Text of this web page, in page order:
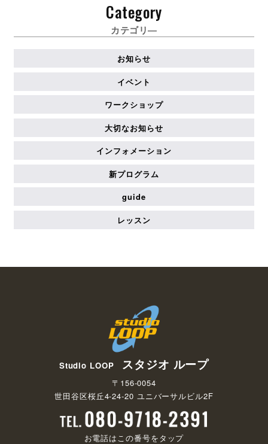
Category
カテゴリ―
お知らせ
イベント
ワークショップ
大切なお知らせ
インフォメーション
新プログラム
guide
レッスン
Studio LOOP スタジオ ループ
〒156-0054
世田谷区桜丘4-24-20 ユニバーサルビル2F
お電話はこの番号をタップ